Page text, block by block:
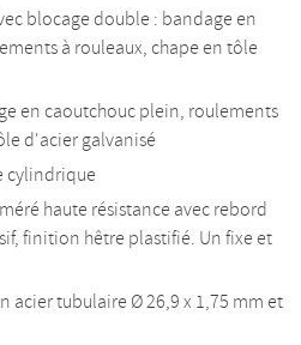
blocage double : bandage en
à rouleaux, chape en tôle
en caoutchouc plein, roulements
d'acier galvanisé
cylindrique
haute résistance avec rebord
finition hêtre plastifié. Un fixe et
acier tubulaire Ø 26,9 x 1,75 mm et